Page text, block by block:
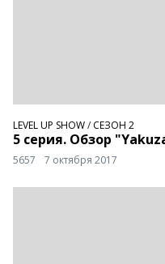
LEVEL UP SHOW/ СЕЗОН 2
5 серия. Обзор
5657 7 октября 2017